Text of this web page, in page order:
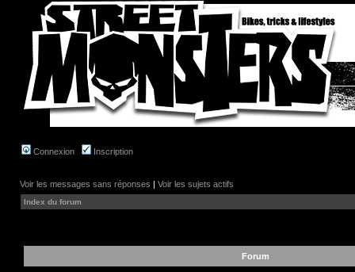
Connexion Inscription
Voir les messages sans réponses | Voir les sujets actifs
Index du forum
Forum